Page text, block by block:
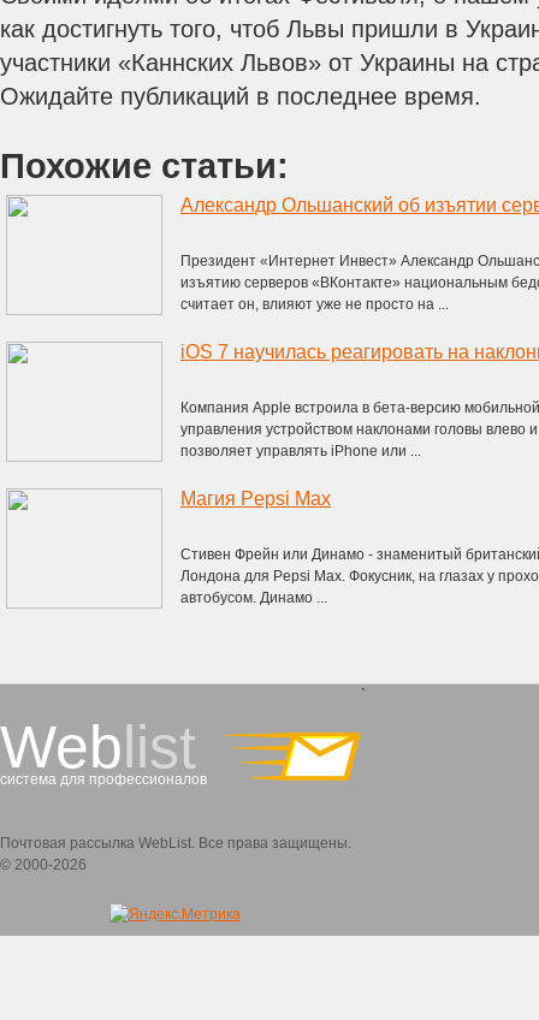
как достигнуть того, чтоб Львы пришли в
участники «Каннских Львов» от Украины на
Ожидайте публикаций в последнее время.
Похожие статьи:
Президент «Интернет Инвест» Александр
изъятию серверов «ВКонтакте» национальным
считает он, влияют уже не просто на ...
iOS 7 научилась реагировать на
Компания Apple встроила в бета-версию
управления устройством наклонами головы влево
позволяет управлять iPhone или ...
Магия Pepsi Max
Стивен Фрейн или Динамо - знаменитый
Лондона для Pepsi Max. Фокусник, на глазах у
автобусом. Динамо ...
Weblist
система для профессионалов
`
Почтовая рассылка WebList. Все права защищены.
© 2000-2026